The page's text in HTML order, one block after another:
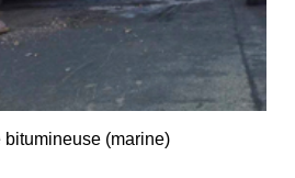
(marine)